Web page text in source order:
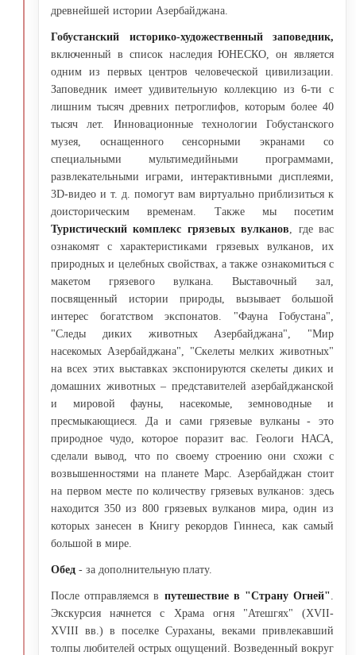
древнейшей истории Азербайджана.
Гобустанский историко-художественный заповедник,
включенный в список наследия ЮНЕСКО, он является
одним из первых центров человеческой цивилизации.
Заповедник имеет удивительную коллекцию из 6-ти с
лишним тысяч древних петроглифов, которым более 40
тысяч лет. Инновационные технологии Гобустанского
музея, оснащенного сенсорными экранами со
специальными мультимедийными программами,
развлекательными играми, интерактивными дисплеями,
3D-видео и т. д. помогут вам виртуально приблизиться к
доисторическим временам. Также мы посетим
Туристический комплекс грязевых вулканов , где вас
ознакомят с характеристиками грязевых вулканов, их
природных и целебных свойствах, а также ознакомиться с
макетом грязевого вулкана. Выставочный зал,
посвященный истории природы, вызывает большой
интерес богатством экспонатов. "Фауна Гобустана",
"Следы диких животных Азербайджана", "Мир
насекомых Азербайджана", "Скелеты мелких животных"
на всех этих выставках экспонируются скелеты диких и
домашних животных – представителей азербайджанской
и мировой фауны, насекомые, земноводные и
пресмыкающиеся. Да и сами грязевые вулканы - это
природное чудо, которое поразит вас. Геологи НАСА,
сделали вывод, что по своему строению они схожи с
возвышенностями на планете Марс. Азербайджан стоит
на первом месте по количеству грязевых вулканов: здесь
находится 350 из 800 грязевых вулканов мира, один из
которых занесен в Книгу рекордов Гиннеса, как самый
большой в мире.
Обед - за дополнительную плату.
После отправляемся в путешествие в "Страну Огней"
Экскурсия начнется с Храма огня "Атешгях" (XVII-
XVIII вв.) в поселке Сураханы, веками привлекавший
толпы любителей острых ощущений. Возведенный вокруг